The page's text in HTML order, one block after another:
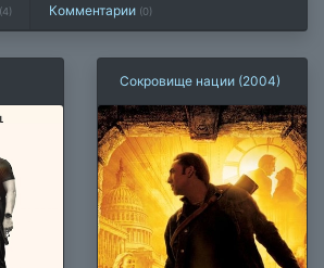
(4) Комментарии (0)
Сокровище нации (2004)